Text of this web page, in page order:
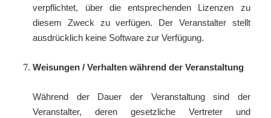
verpflichtet, über die entsprechenden Lizenzen zu
diesem Zweck zu verfügen. Der Veranstalter stellt
ausdrücklich keine Software zur Verfügung.
Weisungen / Verhalten während der Veranstaltung
Während der Dauer der Veranstaltung sind der
Veranstalter, deren gesetzliche Vertreter und